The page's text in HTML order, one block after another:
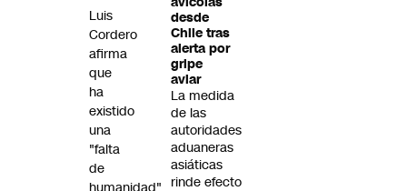
desde
Chile tras
alerta por
gripe
aviar
La medida
de las
autoridades
aduaneras
asiáticas
rinde efecto
Luis
Cordero
afirma
que
ha
existido
una
"falta
de
humanidad"